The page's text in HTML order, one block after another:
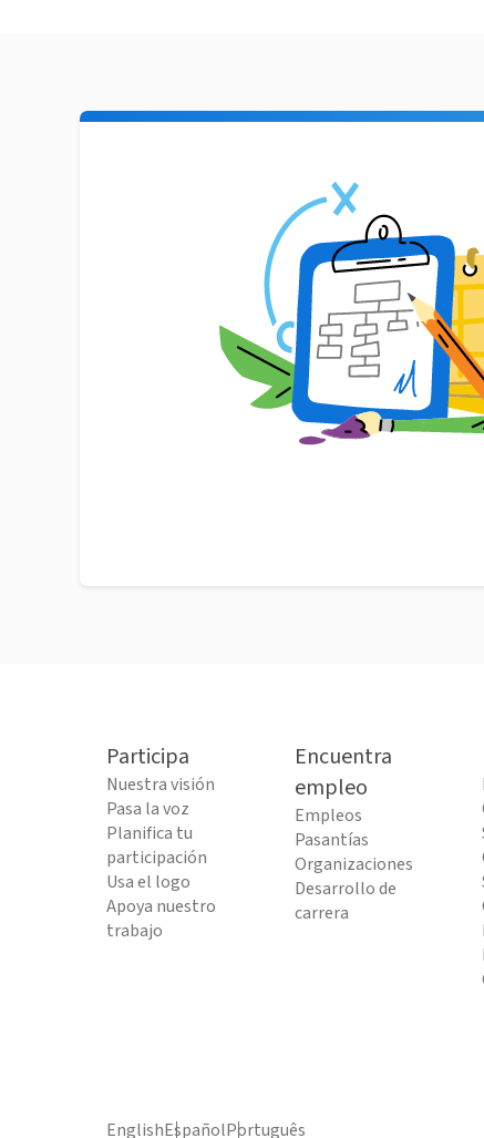
Participa
Nuestra visión
Pasa la voz
Planifica tu
participación
Usa el logo
Apoya nuestro
trabajo
Encuentra
empleo
Empleos
Pasantías
Organizaciones
Desarrollo de
carrera
EnglishEspañolPortuguês